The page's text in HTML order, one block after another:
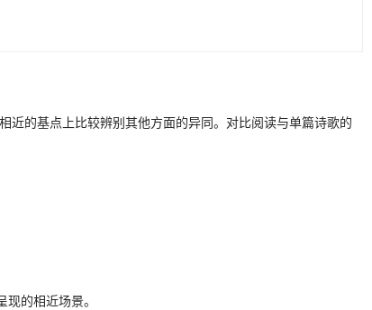
的基点上比较辨别其他方面的异同。对比阅读与单篇诗歌的
的相近场景。